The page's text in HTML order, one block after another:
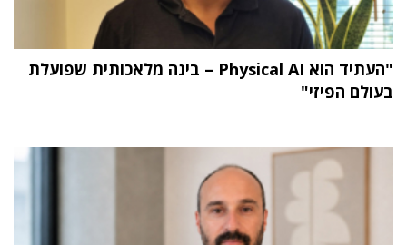
"העתיד הוא Physical AI – בינה מלאכותית שפועלת
בעולם הפיזי"